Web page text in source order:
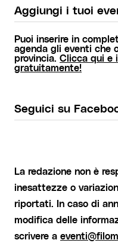
Aggiungi i tuoi
Puoi inserire in
agenda gli eventi che
provincia. Clicca qui e
gratuitamente!
Seguici su
La redazione non è
inesattezze o
riportati. In caso di
modifica delle
scrivere a